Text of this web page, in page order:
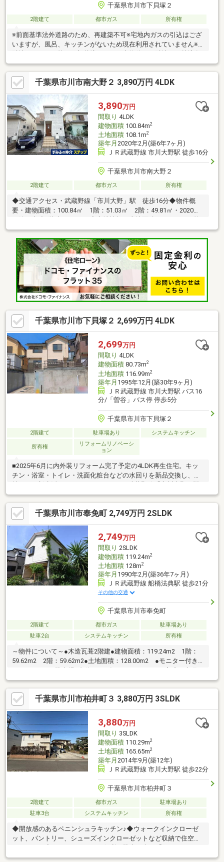
千葉県市川市下貝塚２
2階建て 都市ガス 所有権
※前面基準法外道路のため、再建築不可※宅地内ガスの引込はござ
いますが、風呂、キッチンがないため現在利用されていません※
□□□□□ ハウスドゥ小岩駅前□□□□□ 【気になるお家は、お気軽に
お問い合わせを♪】 ※お電話の場合：TEL 0120-06-8648 ※メールの
場合：【資料請求】ボタンをクリックでお問い合わせください。
千葉県市川市南大野２ 3,890万円 4LDK
3,890万円
間取り 4LDK
建物面積100.84m2
土地面積108.1m2
築年月 2020年2月(築6年7ヶ月)
ＪＲ武蔵野線 市川大野駅 徒歩16分
千葉県市川市南大野２
2階建て 都市ガス 所有権
◆交通アクセス・武蔵野線「市川大野」駅 徒歩16分◆物件概
要・建物面積：100.84㎡ 1階：51.03㎡ 2階：49.81㎡・2020年2
一種低層住居専用地域・建蔽率：50％・容積率：100％・接面方
向：北東側・道路幅員：約6.0ｍ・接面道路：公道
千葉県市川市下貝塚２ 2,699万円 4LDK
2,699万円
間取り 4LDK
建物面積80.73m2
土地面積116.99m2
築年月 1995年12月(築30年9ヶ月)
ＪＲ武蔵野線 市川大野駅 バス16
分/「曽谷」バス停 停歩5分
千葉県市川市下貝塚２
2階建て 駐車場あり システムキッチン
所有権
リフォームリノベーシ
ョン
■2025年6月に内外装リフォーム完了予定の4LDK再生住宅。キッ
チン・浴室・トイレ・洗面化粧台などの水回りを新品交換し、気
まで自転車約10分。周辺にはスーパーやドラッグストア、コンビ
ニが揃い、毎日のお買い物にも便利な住環境です。宮久保小学
校・下貝塚中学校が徒歩圏内で子育て世帯にもおすすめです■約
16帖のLDKを中心に和室を備えた使い勝手の良い間取り。2階には
洋室3部屋を配置し、ご家族それぞれのプライベート空間もしっか
り確保。収納も充実し、住空間をすっきり保てます■駐車スペー
ス1台分を確保し、前面道路は約4.9mでお車の出し入れもスムー
ズ。
千葉県市川市奉免町 2,749万円 2SLDK
2,749万円
間取り 2SLDK
建物面積119.24m2
土地面積128m2
築年月 1990年2月(築36年7ヶ月)
ＪＲ武蔵野線 船橋法典駅 徒歩21分
その他の交通
千葉県市川市奉免町
2階建て 都市ガス
駐車場あり
駐車2台
システムキッチン 所有権
～物件について～●木造瓦葺2階建●建物面積：119.24m2 1階：
59.62m2 2階：59.62m2●土地面積：128.00m2 ●モニター付き
り キッチン新品、お風呂新品、トイレ新品、洗面台新品・外
装 外壁塗装、屋根塗装・内装 クロス張替え、コンロ新品、フ
ロアタイル貼り、室内クリーニング、 クッションフロア
張替え、白蟻点検、給湯器交換、一部建具交換■武蔵野線「船橋
千葉県市川市柏井町３ 3,880万円 3SLDK
3,880万円
間取り 3SLDK
建物面積110.29m2
土地面積165.65m2
築年月 2014年9月(築12年)
ＪＲ武蔵野線 市川大野駅 徒歩22分
千葉県市川市柏井町３
2階建て 都市ガス
駐車場あり
駐車3台
システムキッチン 所有権
◆開放感のあるペニンシュラキッチン♪◆ウォークインクローゼ
ット、パントリー、シューズインクローゼットなど収納で住空間
もスッキリ◆セカンドカーにも便利な駐車３台可「ＳＵＵＭＯを
見て」とお問い合わせ頂ければスムーズにご案内が出来ます！ま